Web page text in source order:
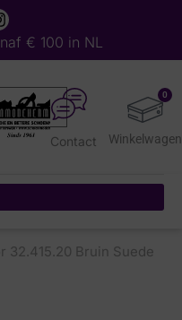
€ 100 in NL
0
Contact
32.415.20 Bruin Suede